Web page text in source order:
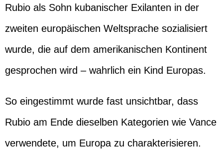
Rubio als Sohn kubanischer Exilanten in der
zweiten europäischen Weltsprache sozialisiert
wurde, die auf dem amerikanischen Kontinent
gesprochen wird – wahrlich ein Kind Europas.
So eingestimmt wurde fast unsichtbar, dass
Rubio am Ende dieselben Kategorien wie Vance
verwendete, um Europa zu charakterisieren.